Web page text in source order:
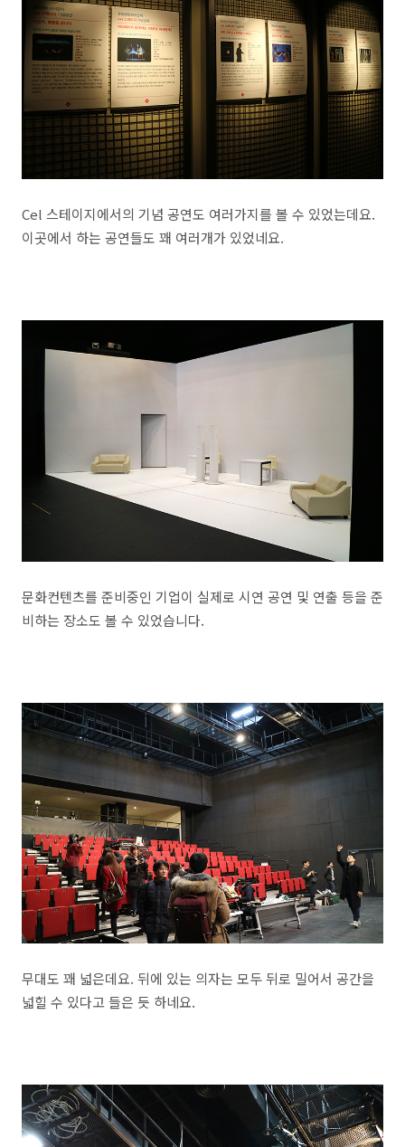
Cel 스테이지에서의 기념 공연도 여러가지를 볼 수 있었는데요.
이곳에서 하는 공연들도 꽤 여러개가 있었네요.
문화컨텐츠를 준비중인 기업이 실제로 시연 공연 및 연출 등을 준
비하는 장소도 볼 수 있었습니다.
무대도 꽤 넓은데요. 뒤에 있는 의자는 모두 뒤로 밀어서 공간을
넓힐 수 있다고 들은 듯 하네요.